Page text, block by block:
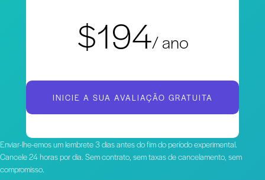
$194/ ano
INICIE A SUA AVALIAÇÃO GRATUITA
Enviar-lhe-emos um lembrete 3 dias antes do fim do período experimental.
Cancele 24 horas por dia. Sem contrato, sem taxas de cancelamento, sem
compromisso.